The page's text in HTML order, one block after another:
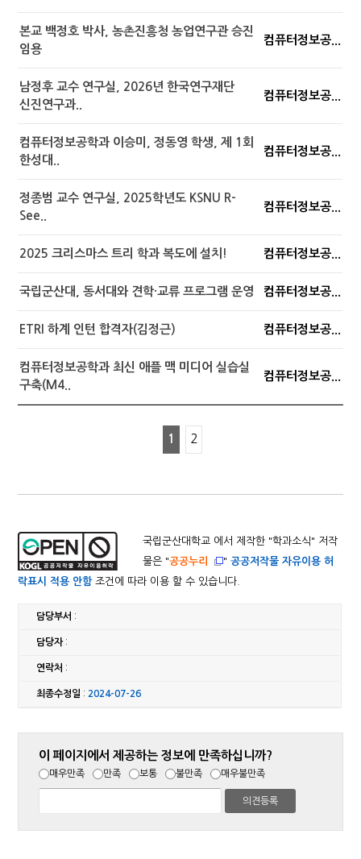
본교 백정호 박사, 농촌진흥청 농업연구관 승진
임용
컴퓨터정보공...
남정후 교수 연구실, 2026년 한국연구재단
신진연구과..
컴퓨터정보공...
컴퓨터정보공학과 이승미, 정동영 학생, 제 1회
한성대..
컴퓨터정보공...
정종범 교수 연구실, 2025학년도 KSNU R-
See..
컴퓨터정보공...
2025 크리스마스 트리 학과 복도에 설치! 컴퓨터정보공...
국립군산대, 동서대와 견학·교류 프로그램 운영 컴퓨터정보공...
ETRI 하계 인턴 합격자(김정근) 컴퓨터정보공...
컴퓨터정보공학과 최신 애플 맥 미디어 실습실
구축(M4..
컴퓨터정보공...
1 2
국립군산대학교 에서 제작한 "학과소식" 저작
물은 "공공누리 "공공저작물 자유이용 허
락표시 적용 안함조건에 따라 이용 할 수 있습니다.
담당부서 :
담당자:
연락처 :
최종수정일 : 2024-07-26
이 페이지에서 제공하는 정보에 만족하십니까?
매우만족 만족 보통 불만족 매우불만족